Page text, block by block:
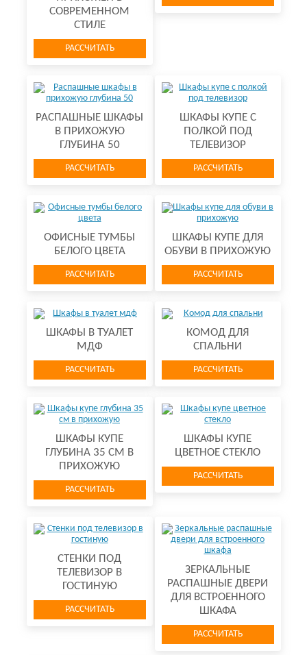
СОВРЕМЕННОМ
СТИЛЕ
РАССЧИТАТЬ
РАСПАШНЫЕ ШКАФЫ
В ПРИХОЖУЮ
ГЛУБИНА 50
РАССЧИТАТЬ
ШКАФЫ КУПЕ С
ПОЛКОЙ ПОД
ТЕЛЕВИЗОР
РАССЧИТАТЬ
ОФИСНЫЕ ТУМБЫ
БЕЛОГО ЦВЕТА
РАССЧИТАТЬ
ШКАФЫ КУПЕ ДЛЯ
ОБУВИ В ПРИХОЖУЮ
РАССЧИТАТЬ
ШКАФЫ В ТУАЛЕТ
МДФ
РАССЧИТАТЬ
КОМОД ДЛЯ
СПАЛЬНИ
РАССЧИТАТЬ
ШКАФЫ КУПЕ
ГЛУБИНА 35 СМ В
ПРИХОЖУЮ
РАССЧИТАТЬ
ШКАФЫ КУПЕ
ЦВЕТНОЕ СТЕКЛО
РАССЧИТАТЬ
СТЕНКИ ПОД
ТЕЛЕВИЗОР В
ГОСТИНУЮ
РАССЧИТАТЬ
ЗЕРКАЛЬНЫЕ
РАСПАШНЫЕ ДВЕРИ
ДЛЯ ВСТРОЕННОГО
ШКАФА
РАССЧИТАТЬ